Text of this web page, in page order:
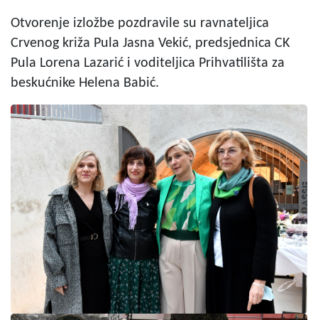
Otvorenje izložbe pozdravile su ravnateljica
Crvenog križa Pula Jasna Vekić, predsjednica CK
Pula Lorena Lazarić i voditeljica Prihvatilišta za
beskućnike Helena Babić.